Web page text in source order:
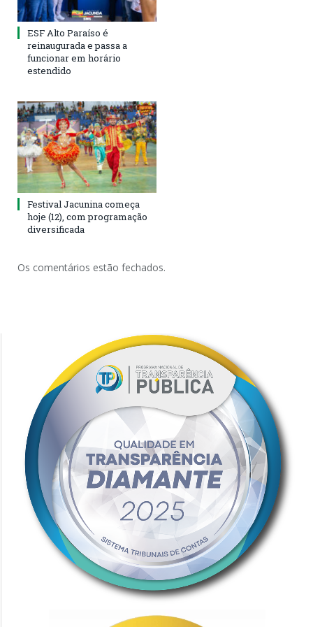
ESF Alto Paraíso é
reinaugurada e passa a
funcionar em horário
estendido
Festival Jacunina começa
hoje (12), com programação
diversificada
Os comentários estão fechados.